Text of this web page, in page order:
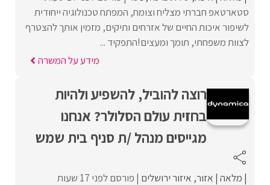
סטארטאפ חברתי מצליח וצומח, המפתח טכנולוגיה ייחודית
לשיפור איכות החיים של אזרחים ותיקים, מזמין אותך להצטרף
לצוות משפחתי, תומך ומעצים!התפקיד ...
מידע על המשרה
רוצה להוביל, להשפיע ולהיות
בחזית עולם הסלולר? אנחנו
מגייסים מנהל /ת סניף בית שמש
מלאה אזור איזור ירושלים פורסם לפני 17 שעות